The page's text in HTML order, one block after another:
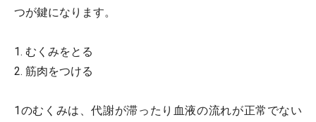
つが鍵になります。
1. むくみをとる
2. 筋肉をつける
1のむくみは、代謝が滞ったり血液の流れが正常でない